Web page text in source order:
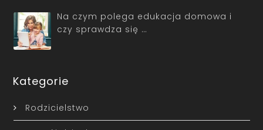
Na czym polega edukacja domowa i
czy sprawdza się …
Kategorie
Rodzicielstwo